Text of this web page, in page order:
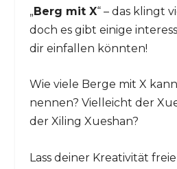
„Berg mit X“ – das klingt
doch es gibt einige
dir einfallen könnten!
Wie viele Berge mit X
nennen? Vielleicht der
der Xiling Xueshan?
Lass deiner Kreativität